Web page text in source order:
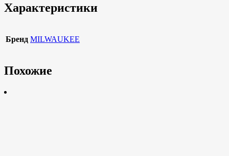
Характеристики
Бренд MILWAUKEE
Похожие